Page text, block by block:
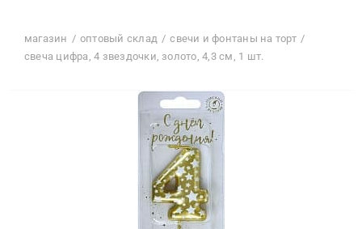
Магазин
Оптовый Магазин
магазин оптовый склад
свечи и фонтаны на торт
свеча цифра, 4 звездочки, золото, 4,3 см, 1 шт.